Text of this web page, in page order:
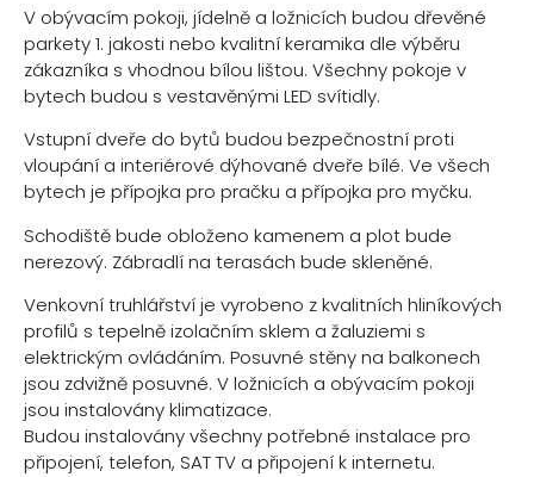
V obývacím pokoji, jídelně a ložnicích budou dřevěné
parkety 1. jakosti nebo kvalitní keramika dle výběru
zákazníka s vhodnou bílou lištou. Všechny pokoje v
bytech budou s vestavěnými LED svítidly.
Vstupní dveře do bytů budou bezpečnostní proti
vloupání a interiérové dýhované dveře bílé. Ve všech
bytech je přípojka pro pračku a přípojka pro myčku.
Schodiště bude obloženo kamenem a plot bude
nerezový. Zábradlí na terasách bude skleněné.
Venkovní truhlářství je vyrobeno z kvalitních hliníkových
profilů s tepelně izolačním sklem a žaluziemi s
elektrickým ovládáním. Posuvné stěny na balkonech
jsou zdvižně posuvné. V ložnicích a obývacím pokoji
jsou instalovány klimatizace.
Budou instalovány všechny potřebné instalace pro
připojení, telefon, SAT TV a připojení k internetu.